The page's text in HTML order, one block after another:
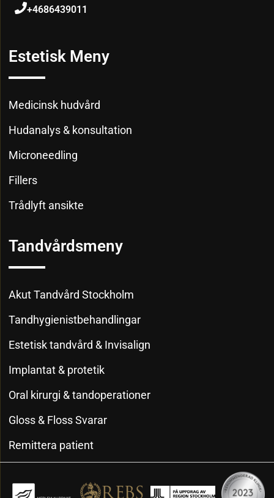
+4686439011
Tandvårdsmeny
Akut Tandvård Stockholm
Tandhygienistbehandlingar
Estetisk tandvård & Invisalign
Implantat & protetik
Oral kirurgi & tandoperationer
Gloss & Floss Svarar
Remittera patient
Estetisk Meny
Medicinsk hudvård
Hudanalys & konsultation
Microneedling
Fillers
Trådlyft ansikte